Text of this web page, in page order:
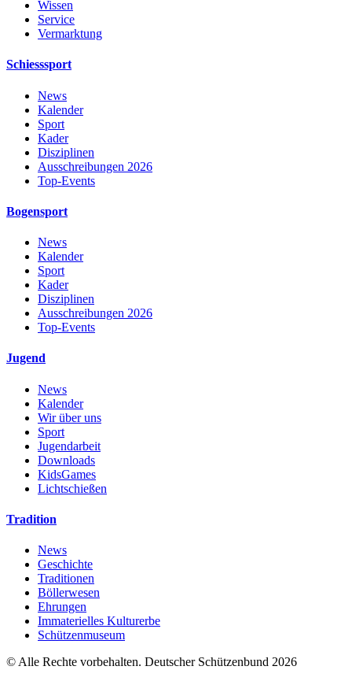
Wissen
Service
Vermarktung
Schiesssport
News
Kalender
Sport
Kader
Disziplinen
Ausschreibungen 2026
Top-Events
Bogensport
News
Kalender
Sport
Kader
Disziplinen
Ausschreibungen 2026
Top-Events
Jugend
News
Kalender
Wir über uns
Sport
Jugendarbeit
Downloads
KidsGames
Lichtschießen
Tradition
News
Geschichte
Traditionen
Böllerwesen
Ehrungen
Immaterielles Kulturerbe
Schützenmuseum
© Alle Rechte vorbehalten. Deutscher Schützenbund 2026